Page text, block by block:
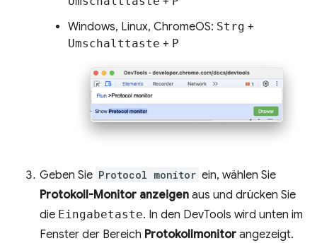
Windows, Linux, ChromeOS: Strg +
Umschalttaste + P
Geben Sie Protocol monitor ein, wählen Sie
Protokoll-Monitor anzeigen aus und drücken Sie
die Eingabetaste. In den DevTools wird unten im
Fenster der Bereich Protokollmonitor angezeigt.